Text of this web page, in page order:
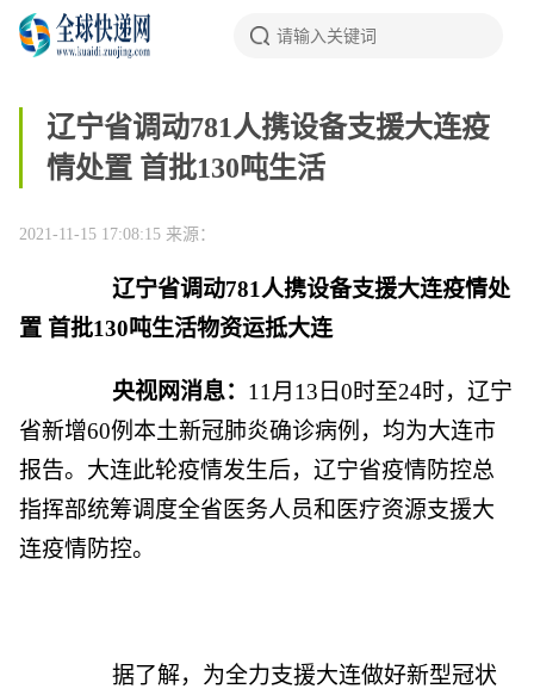
辽宁省调动781人携设备支援大连疫
情处置 首批130吨生活
2021-11-15 17:08:15 来源：
辽宁省调动781人携设备支援大连疫情处
置 首批130吨生活物资运抵大连
央视网消息： 11月13日0时至24时，辽宁
省新增60例本土新冠肺炎确诊病例，均为大连市
报告。大连此轮疫情发生后，辽宁省疫情防控总
指挥部统筹调度全省医务人员和医疗资源支援大
连疫情防控。
据了解，为全力支援大连做好新型冠状